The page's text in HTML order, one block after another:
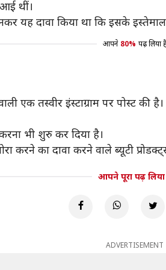
थीं।
यह दावा किया था कि इसके
आपने 80% पढ़ लिया
एक तस्वीर इंस्टाग्राम पर पोस्ट
भी शुरु कर दिया है।
का दावा करने वाले ब्यूटी
आपने पूरा पढ़
ADVERTISEMENT